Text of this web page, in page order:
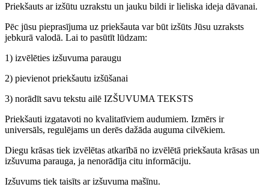
Priekšauts ar izšūtu uzrakstu un jauku bildi ir lieliska ideja dāvanai.
Pēc jūsu pieprasījuma uz priekšauta var būt izšūts Jūsu uzraksts
jebkurā valodā. Lai to pasūtīt lūdzam:
1) izvēlēties izšuvuma paraugu
2) pievienot priekšautu izšūšanai
3) norādīt savu tekstu ailē IZŠUVUMA TEKSTS
Priekšauti izgatavoti no kvalitatīviem audumiem. Izmērs ir
universāls, regulējams un derēs dažāda auguma cilvēkiem.
Diegu krāsas tiek izvēlētas atkarībā no izvēlētā priekšauta krāsas un
izšuvuma parauga, ja nenorādīja citu informāciju.
Izšuvums tiek taisīts ar izšuvuma mašīnu.